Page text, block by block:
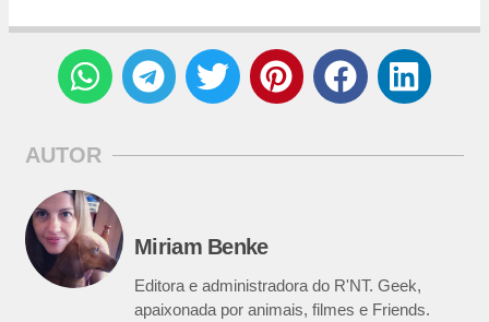
AUTOR
Miriam Benke
Editora e administradora do R'NT. Geek,
apaixonada por animais, filmes e Friends.